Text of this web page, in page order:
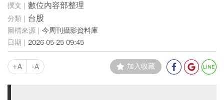
數位內容部整理
台股
今周刊攝影資料庫
2026-05-25 09:45
+A -A 加入收藏